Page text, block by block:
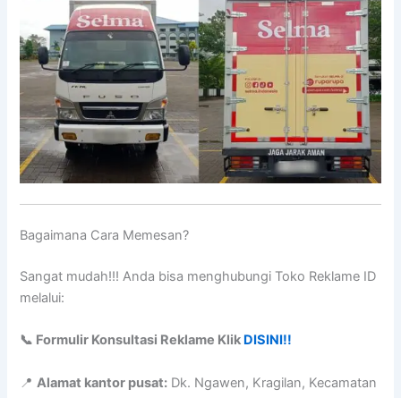
Bagaimana Cara Memesan?
Sangat mudah!!! Anda bisa menghubungi Toko Reklame ID
melalui:
📞 Formulir Konsultasi Reklame Klik DISINI!!
📍Alamat kantor pusat: Dk. Ngawen, Kragilan, Kecamatan